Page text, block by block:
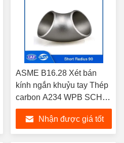
ASME B16.28 Xét bán
kính ngắn khuỷu tay Thép
carbon A234 WPB SCH20
SCH40 Xét bán kính ngắn
90 độ khuỷu tay
Nhận được giá tốt